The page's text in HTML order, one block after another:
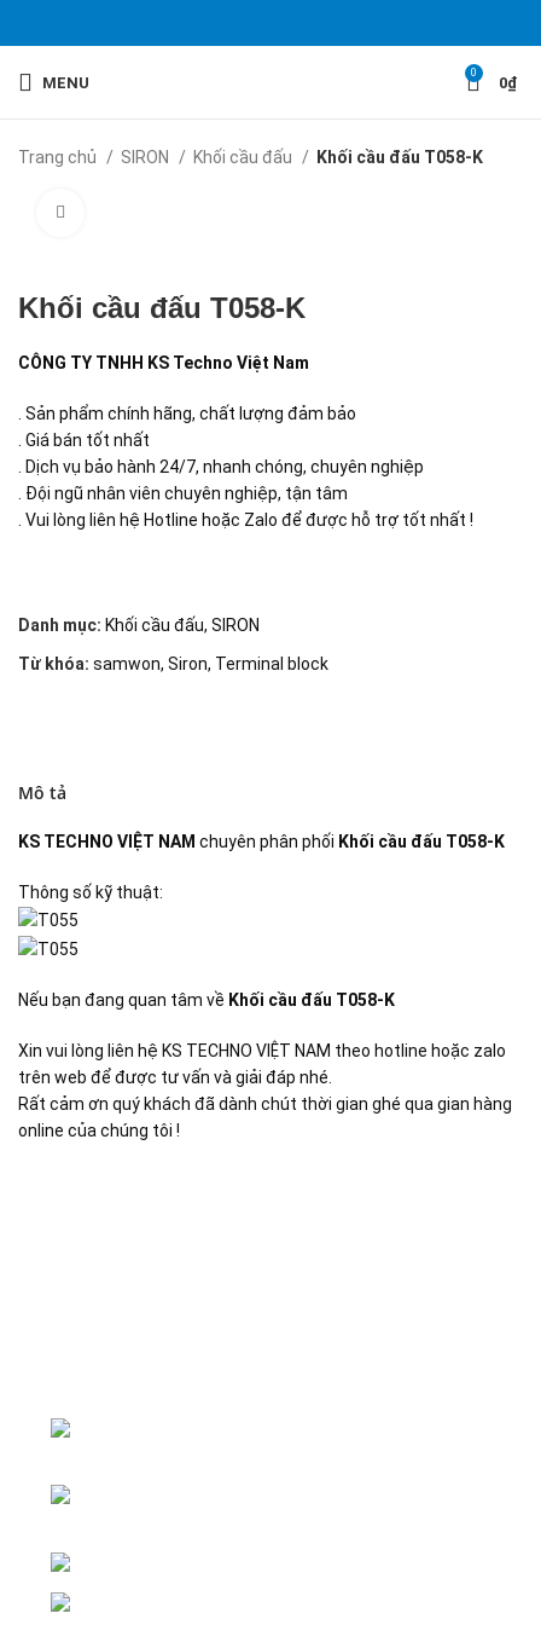
MENU
0
0₫
Trang chủ SIRON Khối cầu đấu Khối cầu đấu T058-K
Khối cầu đấu T058-K
CÔNG TY TNHH KS Techno Việt Nam
. Sản phẩm chính hãng, chất lượng đảm bảo
. Giá bán tốt nhất
. Dịch vụ bảo hành 24/7, nhanh chóng, chuyên nghiệp
. Đội ngũ nhân viên chuyên nghiệp, tận tâm
. Vui lòng liên hệ Hotline hoặc Zalo để được hỗ trợ tốt nhất !
Danh mục: Khối cầu đấu, SIRON
Từ khóa: samwon, Siron, Terminal block
Mô tả
KS TECHNO VIỆT NAM chuyên phân phối Khối cầu đấu T058-K
Thông số kỹ thuật:
Nếu bạn đang quan tâm về Khối cầu đấu T058-K
Xin vui lòng liên hệ KS TECHNO VIỆT NAM theo hotline hoặc zalo
trên web để được tư vấn và giải đáp nhé.
Rất cảm ơn quý khách đã dành chút thời gian ghé qua gian hàng
online của chúng tôi !